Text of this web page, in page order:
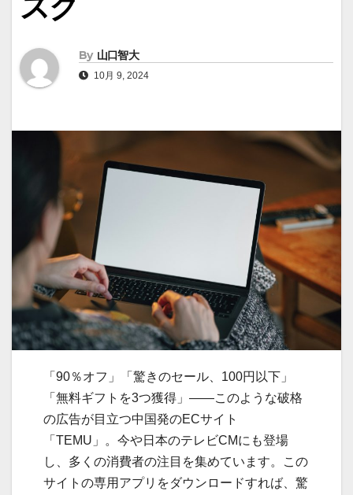
By 山口智大
10月 9, 2024
「90％オフ」「驚きのセール、100円以下」
「無料ギフトを3つ獲得」――このような破格
の広告が目立つ中国発のECサイト
「TEMU」。今や日本のテレビCMにも登場
し、多くの消費者の注目を集めています。この
サイトの専用アプリをダウンロードすれば、驚